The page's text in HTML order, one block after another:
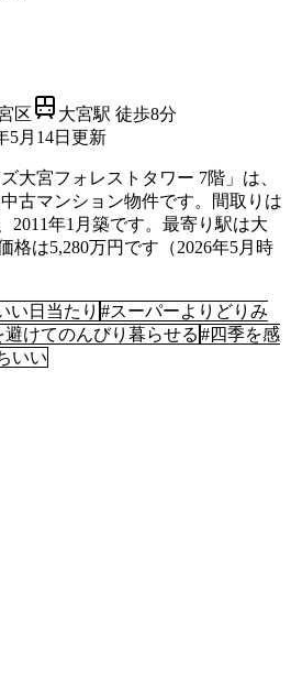
区
大宮駅 徒歩8分
5月14日 更新
大宮フォレストタワー 7階」は、
古マンション物件です。間取りは
2011年1月築です。最寄り駅は大
格は5,280万円です（2026年5月時
い日当たり #スーパーよりどりみ
避けてのんびり暮らせる #四季を感
いい